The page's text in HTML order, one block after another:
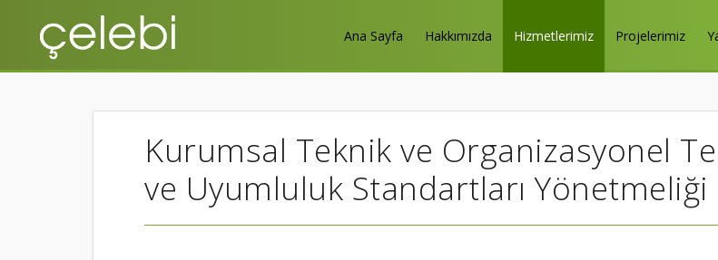
Ana Sayfa Hakkımızda Hizmetlerimiz Projelerimiz
Kurumsal Teknik ve Organizasyonel
ve Uyumluluk Standartları Yönetmeliği